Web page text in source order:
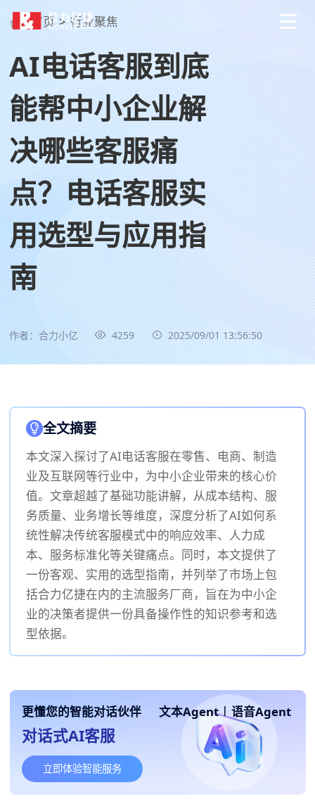
首页 > 行业聚焦
AI电话客服到底
能帮中小企业解
决哪些客服痛
点？电话客服实
用选型与应用指
南
作者：合力小亿 4259 2025/09/01 13:56:50
全文摘要
本文深入探讨了AI电话客服在零售、电商、制造
业及互联网等行业中，为中小企业带来的核心价
值。文章超越了基础功能讲解，从成本结构、服
务质量、业务增长等维度，深度分析了AI如何系
统性解决传统客服模式中的响应效率、人力成
本、服务标准化等关键痛点。同时，本文提供了
一份客观、实用的选型指南，并列举了市场上包
括合力亿捷在内的主流服务厂商，旨在为中小企
业的决策者提供一份具备操作性的知识参考和选
型依据。
更懂您的智能对话伙伴 文本Agent | 语音Agent
对话式AI客服
立即体验智能服务